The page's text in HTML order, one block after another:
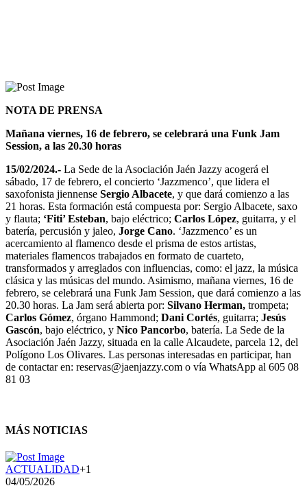
NOTA DE PRENSA
Mañana viernes, 16 de febrero, se celebrará una Funk Jam
Session, a las 20.30 horas
15/02/2024.- La Sede de la Asociación Jaén Jazzy acogerá el
sábado, 17 de febrero, el concierto ‘Jazzmenco’, que lidera el
saxofonista jiennense Sergio Albacete, y que dará comienzo a las
21 horas. Esta formación está compuesta por: Sergio Albacete, saxo
y flauta; ‘Fiti’ Esteban, bajo eléctrico; Carlos López, guitarra, y el
batería, percusión y jaleo, Jorge Cano. ‘Jazzmenco’ es un
acercamiento al flamenco desde el prisma de estos artistas,
materiales flamencos trabajados en formato de cuarteto,
transformados y arreglados con influencias, como: el jazz, la música
clásica y las músicas del mundo. Asimismo, mañana viernes, 16 de
febrero, se celebrará una Funk Jam Session, que dará comienzo a las
20.30 horas. La Jam será abierta por: Silvano Herman, trompeta;
Carlos Gómez, órgano Hammond; Dani Cortés, guitarra; Jesús
Gascón, bajo eléctrico, y Nico Pancorbo, batería. La Sede de la
Asociación Jaén Jazzy, situada en la calle Alcaudete, parcela 12, del
Polígono Los Olivares. Las personas interesadas en participar, han
de contactar en: reservas@jaenjazzy.com o vía WhatsApp al 605 08
81 03
MÁS NOTICIAS
ACTUALIDAD+1
04/05/2026